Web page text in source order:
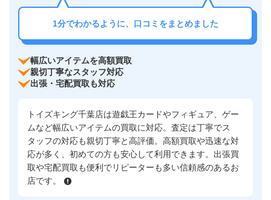
1分でわかるように、口コミをまとめました
幅広いアイテムを高額買取
親切丁寧なスタッフ対応
出張・宅配買取も対応
トイズキング千葉店は遊戯王カードやフィギュア、ゲー
ムなど幅広いアイテムの買取に対応。査定は丁寧でス
タッフの対応も親切丁寧と高評価。高額買取や迅速な対
応が多く、初めての方も安心して利用できます。出張買
取や宅配買取も便利でリピーターも多い信頼感のあるお
店です。